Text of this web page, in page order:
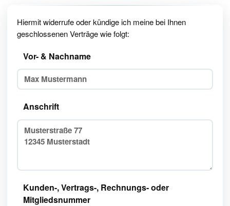
Hiermit widerrufe oder kündige ich meine bei Ihnen
geschlossenen Verträge wie folgt:
Vor- & Nachname
Anschrift
Kunden-, Vertrags-, Rechnungs- oder
Mitgliedsnummer